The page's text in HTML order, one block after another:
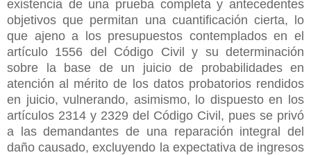
existencia de una prueba completa y antecedentes
objetivos que permitan una cuantificación cierta, lo
que ajeno a los presupuestos contemplados en el
artículo 1556 del Código Civil y su determinación
sobre la base de un juicio de probabilidades en
atención al mérito de los datos probatorios rendidos
en juicio, vulnerando, asimismo, lo dispuesto en los
artículos 2314 y 2329 del Código Civil, pues se privó
a las demandantes de una reparación integral del
daño causado, excluyendo la expectativa de ingresos